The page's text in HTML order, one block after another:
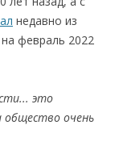
недавно из
февраль 2022
. это
общество очень